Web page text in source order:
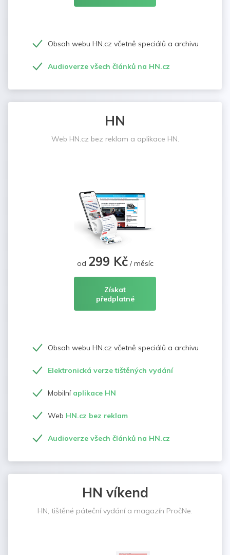
Obsah webu HN.cz včetně speciálů a archivu
Audioverze všech článků na HN.cz
HN
Web HN.cz bez reklam a aplikace HN.
od 299 Kč/ měsíc
Získat
předplatné
Obsah webu HN.cz včetně speciálů a archivu
Elektronická verze tištěných vydání
Mobilní aplikace HN
Web HN.cz bez reklam
Audioverze všech článků na HN.cz
HN víkend
HN, tištěné páteční vydání a magazín PročNe.